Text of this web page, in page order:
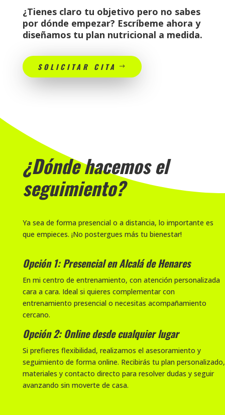
¿Tienes claro tu objetivo pero no sabes
por dónde empezar? Escríbeme ahora y
diseñamos tu plan nutricional a medida.
SOLICITAR CITA
¿Dónde hacemos el
seguimiento?
Ya sea de forma presencial o a distancia, lo importante es
que empieces. ¡No postergues más tu bienestar!
Opción 1: Presencial en Alcalá de Henares
En mi centro de entrenamiento, con atención personalizada
cara a cara. Ideal si quieres complementar con
entrenamiento presencial o necesitas acompañamiento
cercano.
Opción 2: Online desde cualquier lugar
Si prefieres flexibilidad, realizamos el asesoramiento y
seguimiento de forma online. Recibirás tu plan personalizado,
materiales y contacto directo para resolver dudas y seguir
avanzando sin moverte de casa.